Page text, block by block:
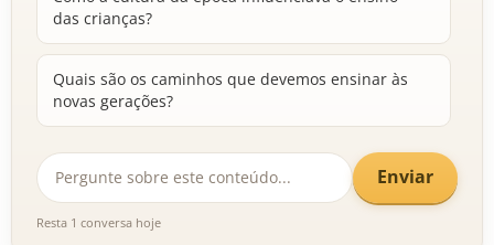
das crianças?
Quais são os caminhos que devemos ensinar às
novas gerações?
Enviar
Resta 1 conversa hoje